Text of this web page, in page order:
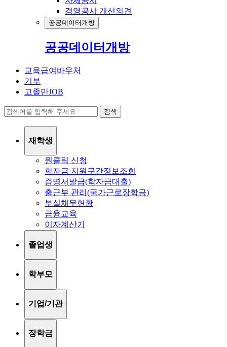
경영공시 개선의견
공공데이터개방
공공데이터개방
교육급여바우처
기부
고졸만JOB
검색
재학생
원클릭 신청
학자금 지원구간정보조회
증명서발급(학자금대출)
출근부 관리(국가근로장학금)
부실채무현황
금융교육
이자계산기
졸업생
학부모
기업/기관
장학금